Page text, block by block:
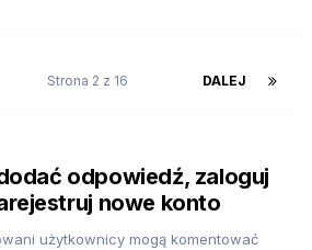
DALEJ
Strona 2 z 16
odpowiedź, zaloguj
nowe konto
użytkownicy mogą komentować